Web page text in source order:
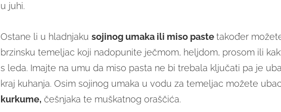
u juhi.
Ostane li u hladnjaku sojinog umaka ili miso pastetakođer
brzinsku temeljac koji nadopunite ječmom, heljdom, prosom ili
s leda. Imajte na umu da miso pasta ne bi trebala ključati pa je
kraj kuhanja. Osim sojinog umaka u vodu za temeljac možete
kurkume,češnjaka te muškatnog oraščića.